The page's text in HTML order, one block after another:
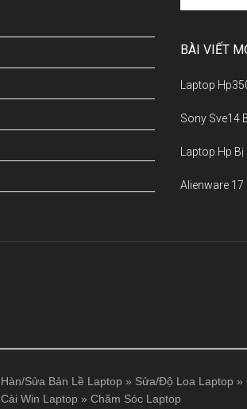
BÀI VIẾT
Laptop
Sony Sve14
Laptop Hp
Alienware 17
Hàn/Sửa Bản Lề Laptop » Sửa/Độ Loa Laptop »
Cài Win Laptop » Chăm Sóc Laptop